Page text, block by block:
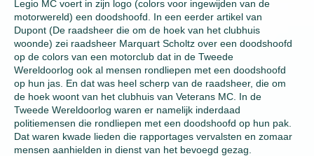
Legio MC voert in zijn logo (colors voor ingewijden van de
motorwereld) een doodshoofd. In een eerder artikel van
Dupont (De raadsheer die om de hoek van het clubhuis
woonde) zei raadsheer Marquart Scholtz over een doodshoofd
op de colors van een motorclub dat in de Tweede
Wereldoorlog ook al mensen rondliepen met een doodshoofd
op hun jas. En dat was heel scherp van de raadsheer, die om
de hoek woont van het clubhuis van Veterans MC. In de
Tweede Wereldoorlog waren er namelijk inderdaad
politiemensen die rondliepen met een doodshoofd op hun pak.
Dat waren kwade lieden die rapportages vervalsten en zomaar
mensen aanhielden in dienst van het bevoegd gezag.